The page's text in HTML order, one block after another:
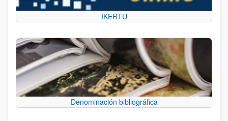
IKERTU
Denominación bibliográfica